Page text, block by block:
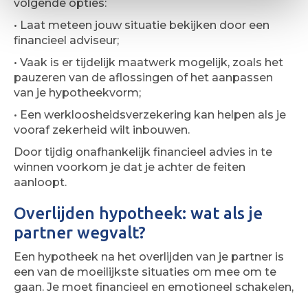
volgende opties:
• Laat meteen jouw situatie bekijken door een
financieel adviseur;
• Vaak is er tijdelijk maatwerk mogelijk, zoals het
pauzeren van de aflossingen of het aanpassen
van je hypotheekvorm;
• Een werkloosheidsverzekering kan helpen als je
vooraf zekerheid wilt inbouwen.
Door tijdig onafhankelijk financieel advies in te
winnen voorkom je dat je achter de feiten
aanloopt.
Overlijden hypotheek: wat als je
partner wegvalt?
Een hypotheek na het overlijden van je partner is
een van de moeilijkste situaties om mee om te
gaan. Je moet financieel en emotioneel schakelen,